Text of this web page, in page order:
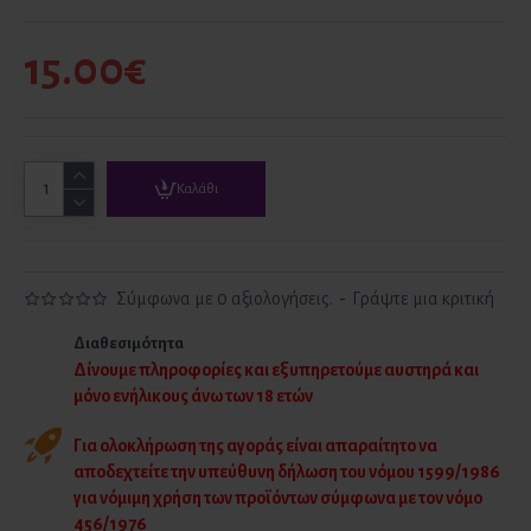
Σύμφωνα με 0 αξιολογήσεις. - Γράψτε μια κριτική
15.00€
Καλάθι
Διαθεσιμότητα
Δίνουμε πληροφορίες και εξυπηρετούμε αυστηρά και
μόνο ενήλικους άνω των 18 ετών
Για ολοκλήρωση της αγοράς είναι απαραίτητο να
αποδεχτείτε την υπεύθυνη δήλωση του νόμου 1599/1986
για νόμιμη χρήση των προϊόντων σύμφωνα με τον νόμο
456/1976